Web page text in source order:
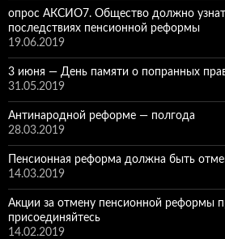
опрос АКСИО7. Общество должно
последствиях пенсионной реформы
19.06.2019
3 июня — День памяти о попранных
31.05.2019
Антинародной реформе — полгода
28.03.2019
Пенсионная реформа должна быть
14.03.2019
Акции за отмену пенсионной реформы
присоединяйтесь
14.02.2019